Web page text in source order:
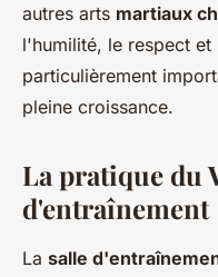
autres arts martiaux
l'humilité, le respect
particulièrement
pleine croissance.
La pratique du
d'entraînement
La salle